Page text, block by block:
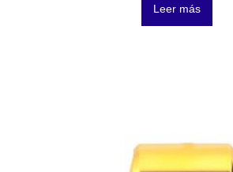
Leer más